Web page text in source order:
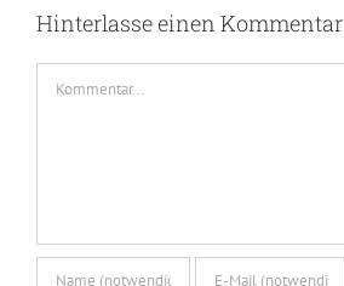
Hinterlasse einen Kommentar